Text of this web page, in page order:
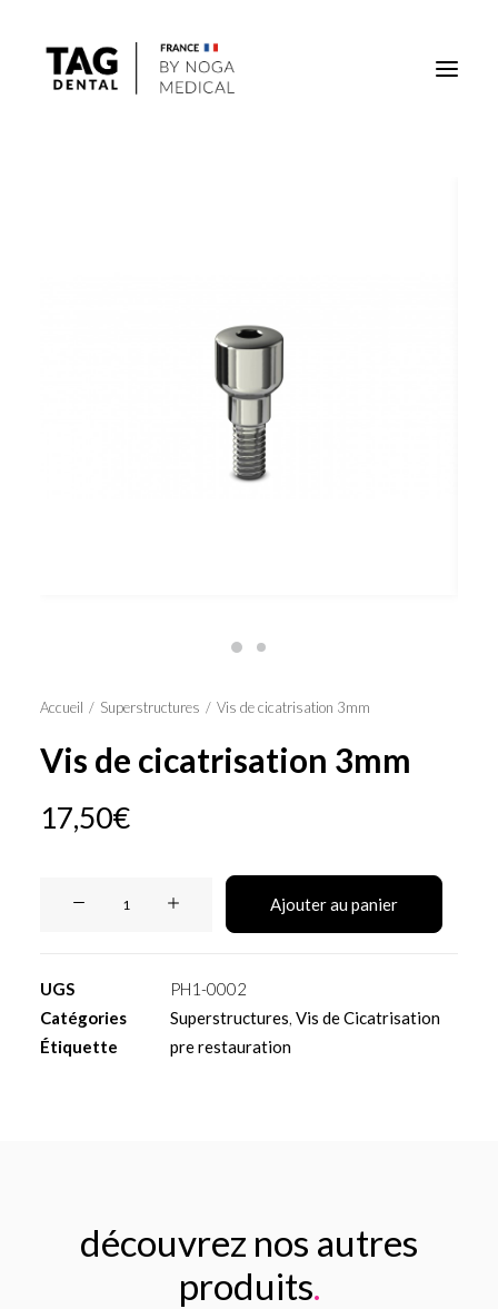
Solutions régénératives
DigiTag
Accueil Superstructures Vis de cicatrisation 3mm
Vis de cicatrisation 3mm
17,50€
3mm
Ajouter au panier
UGS
PH1-0002
Catégories
Superstructures, Vis de Cicatrisation
Étiquette
pre restauration
découvrez nos autres
produits.